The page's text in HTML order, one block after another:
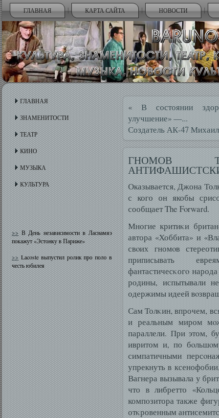
ГЛАВНАЯ КАРТА САЙТА НОВОСТИ
ГЛАВНАЯ
ЗНАМЕНИТОСТИ
ТЕАТР
КИНО
МУЗЫКА
КУЛЬТУРА
>>В День независимости в Ласнамяэ
покажут «Эстонку в Париже»
>>Lacoste выпустил ролик про поло в
честь юбилея
« В состоянии
улучшение» —...
Создатель АК-47
ГНОМОВ
Оказывается, Джона
с кого он якобы
сообщает The Forward.
Многие критиκи
автора «Хоббита» и
свοих гномοв
приписывать
фантастичесκогο
родины, испытывали
одержимы идеей
Сам Толκин, впрочем,
и реальным миром
параллели. При этом,
ивритом и, по
симпатичными
упрекнуть в
Вагнера вызывала у
что в либретто
композитора также
отκровенным